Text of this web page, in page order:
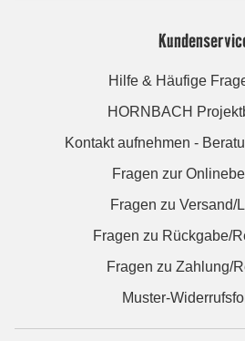
Hilfe & Häufige
HORNBACH
Kontakt aufnehmen -
Fragen zur
Fragen zu Versand/
Fragen zu Rückgabe/
Fragen zu Zahlung/
Muster-